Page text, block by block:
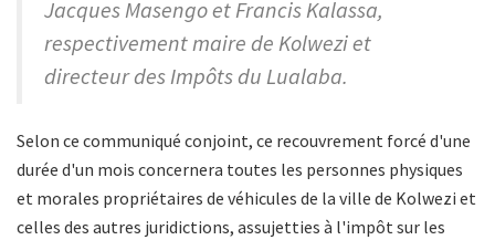
Jacques Masengo et Francis Kalassa,
respectivement maire de Kolwezi et
directeur des Impôts du Lualaba.
Selon ce communiqué conjoint, ce recouvrement forcé d'une
durée d'un mois concernera toutes les personnes physiques
et morales propriétaires de véhicules de la ville de Kolwezi et
celles des autres juridictions, assujetties à l'impôt sur les